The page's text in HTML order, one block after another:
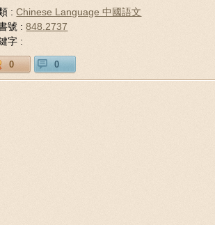
:Chinese Language 中國語文
號 :848.2737
字 :
0 0